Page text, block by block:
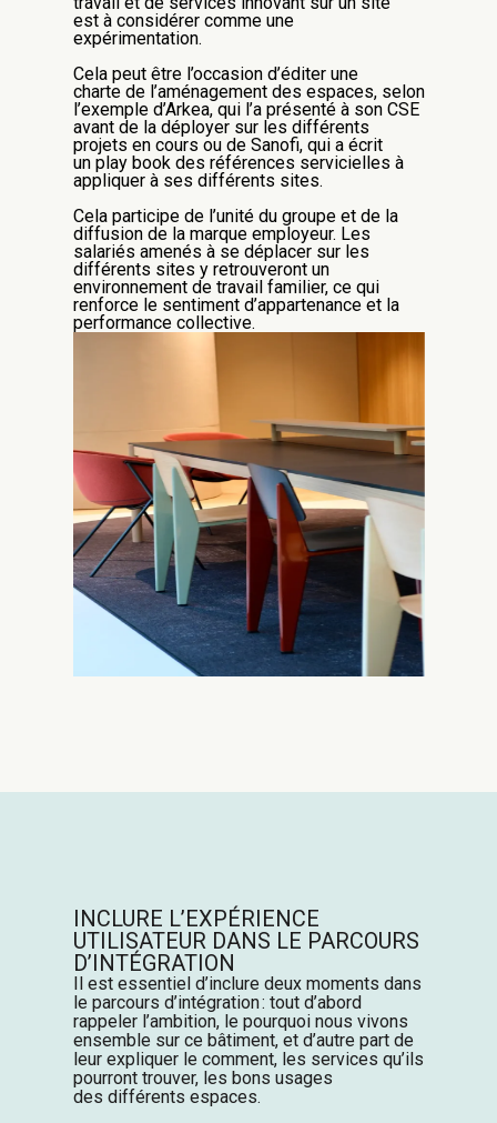
est à considérer comme une
expérimentation.
Cela peut être l’occasion d’éditer une
charte de l’aménagement des espaces, selon
l’exemple d’Arkea, qui l’a présenté à son CSE
avant de la déployer sur les différents
projets en cours ou de Sanofi, qui a écrit
un playbook des références servicielles à
appliquer à ses différents sites.
Cela participe de l’unité du groupe et de la
diffusion de la marque employeur. Les
salariés amenés à se déplacer sur les
différents sites y retrouveront un
environnement de travail familier, ce qui
renforce le sentiment d’appartenanceet la
performance collective.
INCLURE L’EXPÉRIENCE
UTILISATEUR DANS LE PARCOURS
D’INTÉGRATION
Il est essentield’inclure deux moments dans
le parcours d’intégration : tout d’abord
rappeler l’ambition, le pourquoi nous vivons
ensemble sur ce bâtiment, et d’autre part de
leurexpliquer le comment, les services qu’ils
pourront trouver, les bons usages
des différents espaces.